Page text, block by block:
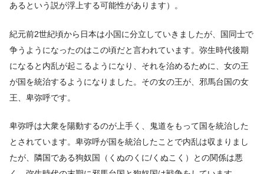
あるという説が浮上する可能性があります）。
紀元前2世紀頃から日本は小国に分立していきましたが、国同士で
争うようになったのはこの頃だと言われています。弥生時代後期
になると内乱が起こるようになり、それを治めるために、女の王
が国を統治するようになりました。その女の王が、邪馬台国の女
王、卑弥呼です。
卑弥呼は大衆を陽動するのが上手く、鬼道をもって国を統治した
とされています。卑弥呼が国を統治したことで内乱は収まりまし
たが、隣国である狗奴国（くぬのくに/くぬこく）との関係は悪